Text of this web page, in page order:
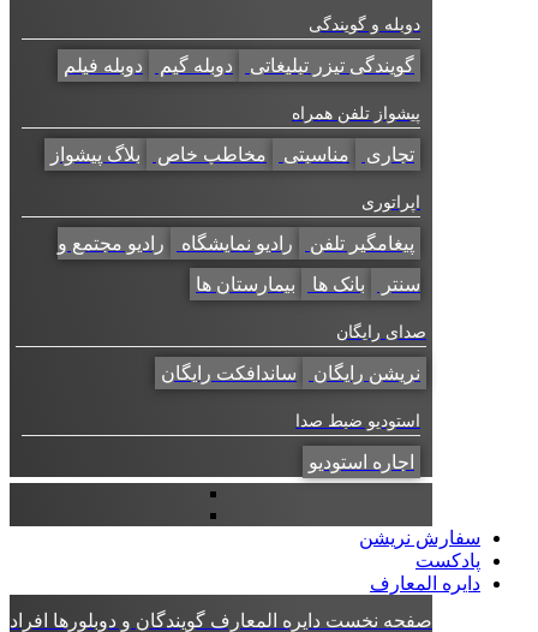
دوبله و گویندگی
گویندگی تیزر تبلیغاتی دوبله گیم دوبله فیلم
پیشواز تلفن همراه
تجاری مناسبتی مخاطب خاص بلاگ پیشواز
اپراتوری
پیغامگیر تلفن رادیو نمایشگاه
رادیو مجتمع و
سنتر
بانک ها بیمارستان ها
صدای رایگان
نریشن رایگان ساندافکت رایگان
استودیو ضبط صدا
اجاره استودیو
سفارش نریشن
پادکست
دایره المعارف
صفحه نخست دایره المعارف گویندگان و دوبلورها افراد